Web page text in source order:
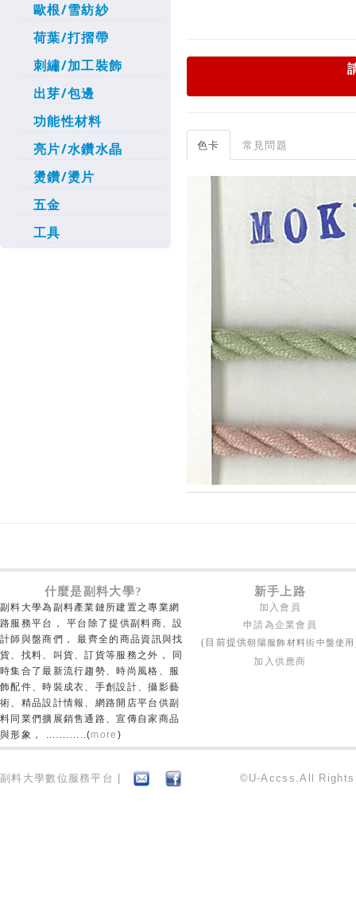
歐根/雪紡紗
荷葉/打摺帶
刺繡/加工裝飾
出芽/包邊
功能性材料
亮片/水鑽水晶
燙鑽/燙片
五金
工具
色卡 常見問題
什麼是副料大學? 新手上路
副料大學為副料產業鏈所建置之專業網
路服務平台， 平台除了提供副料商、設
計師與盤商們， 最齊全的商品資訊與找
貨、找料、叫貨、訂貨等服務之外， 同
時集合了最新流行趨勢、時尚風格、服
飾配件、時裝成衣、手創設計、攝影藝
術、精品設計情報、網路開店平台供副
料同業們擴展銷售通路、宣傳自家商品
與形象， ............(more )
加入會員
申請為企業會員
(目前提供朝陽服飾材料街中盤使用
加入供應商
副料大學數位服務平台 | ©U-Accss.All Rights